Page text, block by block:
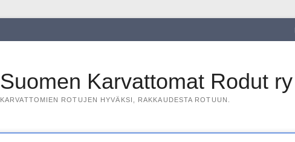
Suomen Karvattomat Rodut ry
KARVATTOMIEN ROTUJEN HYVÄKSI, RAKKAUDESTA ROTUUN.